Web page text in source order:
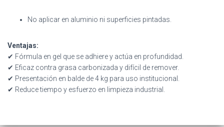
No aplicar en aluminio ni superficies pintadas.
Ventajas:
✔ Fórmula en gel que se adhiere y actúa en profundidad.
✔ Eficaz contra grasa carbonizada y difícil de remover.
✔ Presentación en balde de 4 kg para uso institucional.
✔ Reduce tiempo y esfuerzo en limpieza industrial.